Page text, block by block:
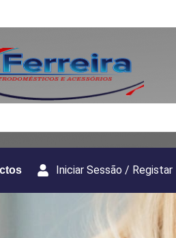
Iniciar Sessão / Registar